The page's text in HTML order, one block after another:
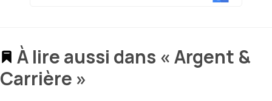
À lire aussi dans « Argent &
Carrière »